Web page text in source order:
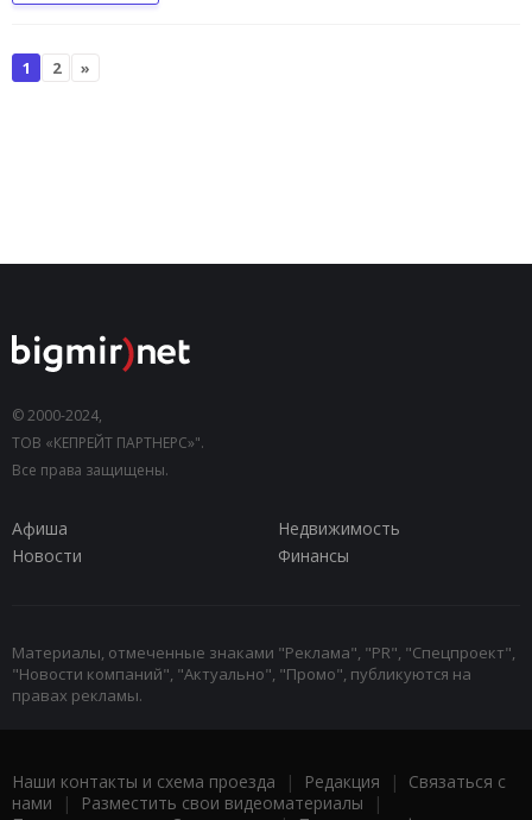
1 2 »
© 2000-2024,
ТОВ «КЕПРЕЙТ ПАРТНЕРС»".
Все права защищены.
Афиша
Недвижимость
Новости
Финансы
Материалы, отмеченные знаками "Реклама", "PR", "Спецпроект",
"Новости компаний", "Актуально", "Промо", публикуются на
правах рекламы.
Наши контакты и схема проезда | Редакция | Связаться с
нами | Разместить свои видеоматериалы |